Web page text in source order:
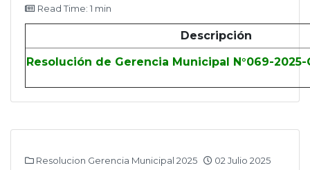
Read Time: 1 min
Descripción
Resolución de Gerencia Municipal N°069-2025-
Resolucion Gerencia Municipal 2025 02 Julio 2025